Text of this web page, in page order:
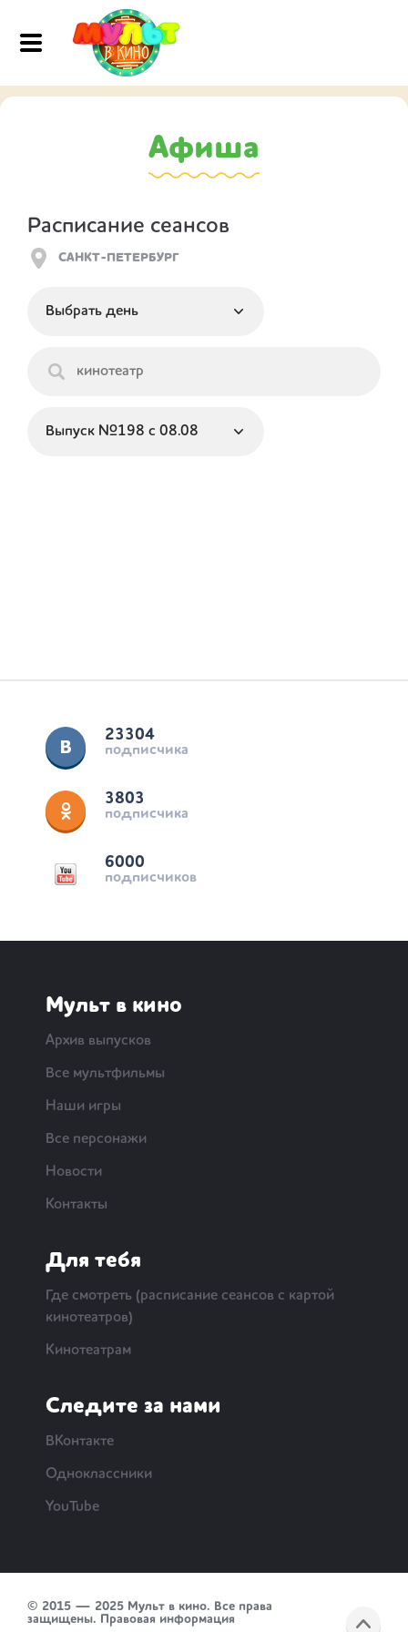
Афиша
Расписание сеансов
23304
подписчика
3803
подписчика
6000
подписчиков
Мульт в кино
Архив выпусков
Все мультфильмы
Наши игры
Все персонажи
Новости
Контакты
Для тебя
Где смотреть (расписание сеансов с картой
кинотеатров)
Кинотеатрам
Следите за нами
ВКонтакте
Одноклассники
YouTube
© 2015 — 2025 Мульт в кино. Все права
защищены. Правовая информация